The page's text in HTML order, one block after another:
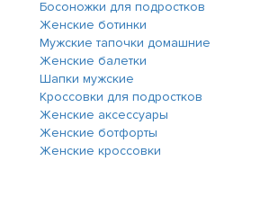
Босоножки для подростков
Женские ботинки
Мужские тапочки домашние
Женские балетки
Шапки мужские
Кроссовки для подростков
Женские аксессуары
Женские ботфорты
Женские кроссовки